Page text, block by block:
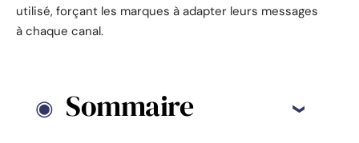
utilisé, forçant les marques à adapter leurs messages
à chaque canal.
Sommaire